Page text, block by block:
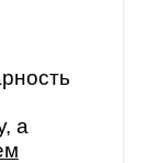
а